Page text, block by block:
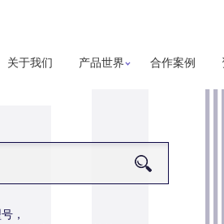
关于我们 产品世界 合作案例
，